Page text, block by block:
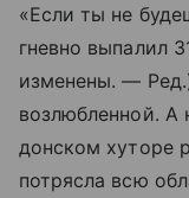
«Если ты не
гневно выпалил
изменены. —
возлюбленной.
донском хуторе
потрясла всю